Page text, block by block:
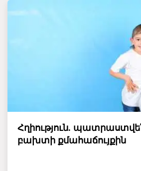
Հղիություն.
բախտի քմահաճույքին